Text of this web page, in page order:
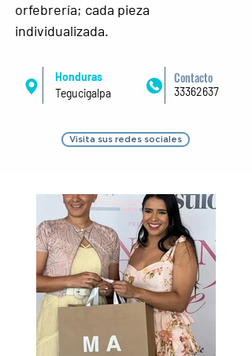
orfebrería; cada pieza
individualizada.
Honduras
Tegucigalpa
33362637
Contacto
Visita sus redes sociales